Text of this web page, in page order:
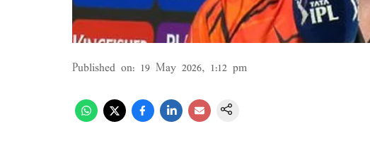
Published on: 19 May 2026, 1:12 pm